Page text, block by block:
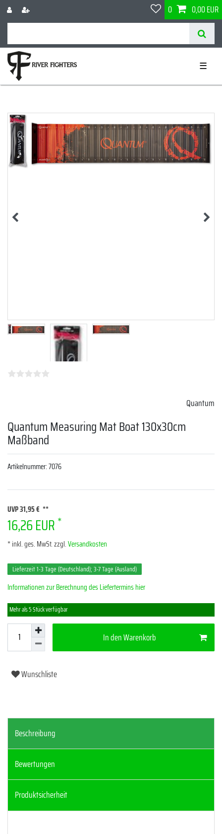
0 0,00 EUR
☰
Quantum
Quantum Measuring Mat Boat 130x30cm
Maßband
Artikelnummer:7076
UVP 31,95 €
16,26 EUR *
* inkl. ges. MwSt. zzgl.Versandkosten
Lieferzeit 1-3 Tage (Deutschland); 3-7 Tage (Ausland)
Informationen zur Berechnung des Liefertermins hier
Mehr als 5 Stück verfügbar
In den Warenkorb
Wunschliste
Beschreibung
Bewertungen
Produktsicherheit